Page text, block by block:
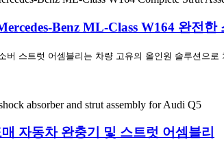
Benz ML-Class W164 완전한
버 스트럿 어셈블리는 차량 고유의 올인원 솔루션으
자동차 완충기 및 스트럿 어셈블리